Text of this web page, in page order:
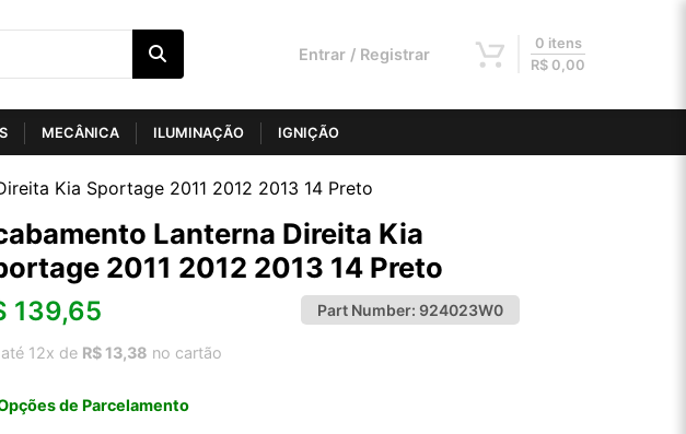
Entrar / Registrar
0 itens
R$ 0,00
MECÂNICA ILUMINAÇÃO IGNIÇÃO
Kia Sportage 2011 2012 2013 14 Preto
Lanterna Direita Kia
2011 2012 2013 14 Preto
139,65 Part Number: 924023W0
12x de R$ 13,38 no cartão
de Parcelamento